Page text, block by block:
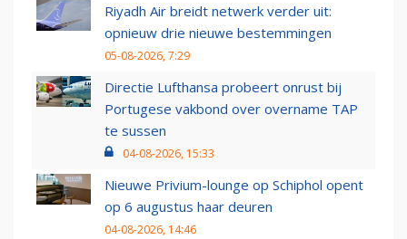
Riyadh Air breidt netwerk verder uit:
opnieuw drie nieuwe bestemmingen
05-08-2026, 7:29
Directie Lufthansa probeert onrust bij
Portugese vakbond over overname TAP
te sussen
04-08-2026, 15:33
Nieuwe Privium-lounge op Schiphol opent
op 6 augustus haar deuren
04-08-2026, 14:46